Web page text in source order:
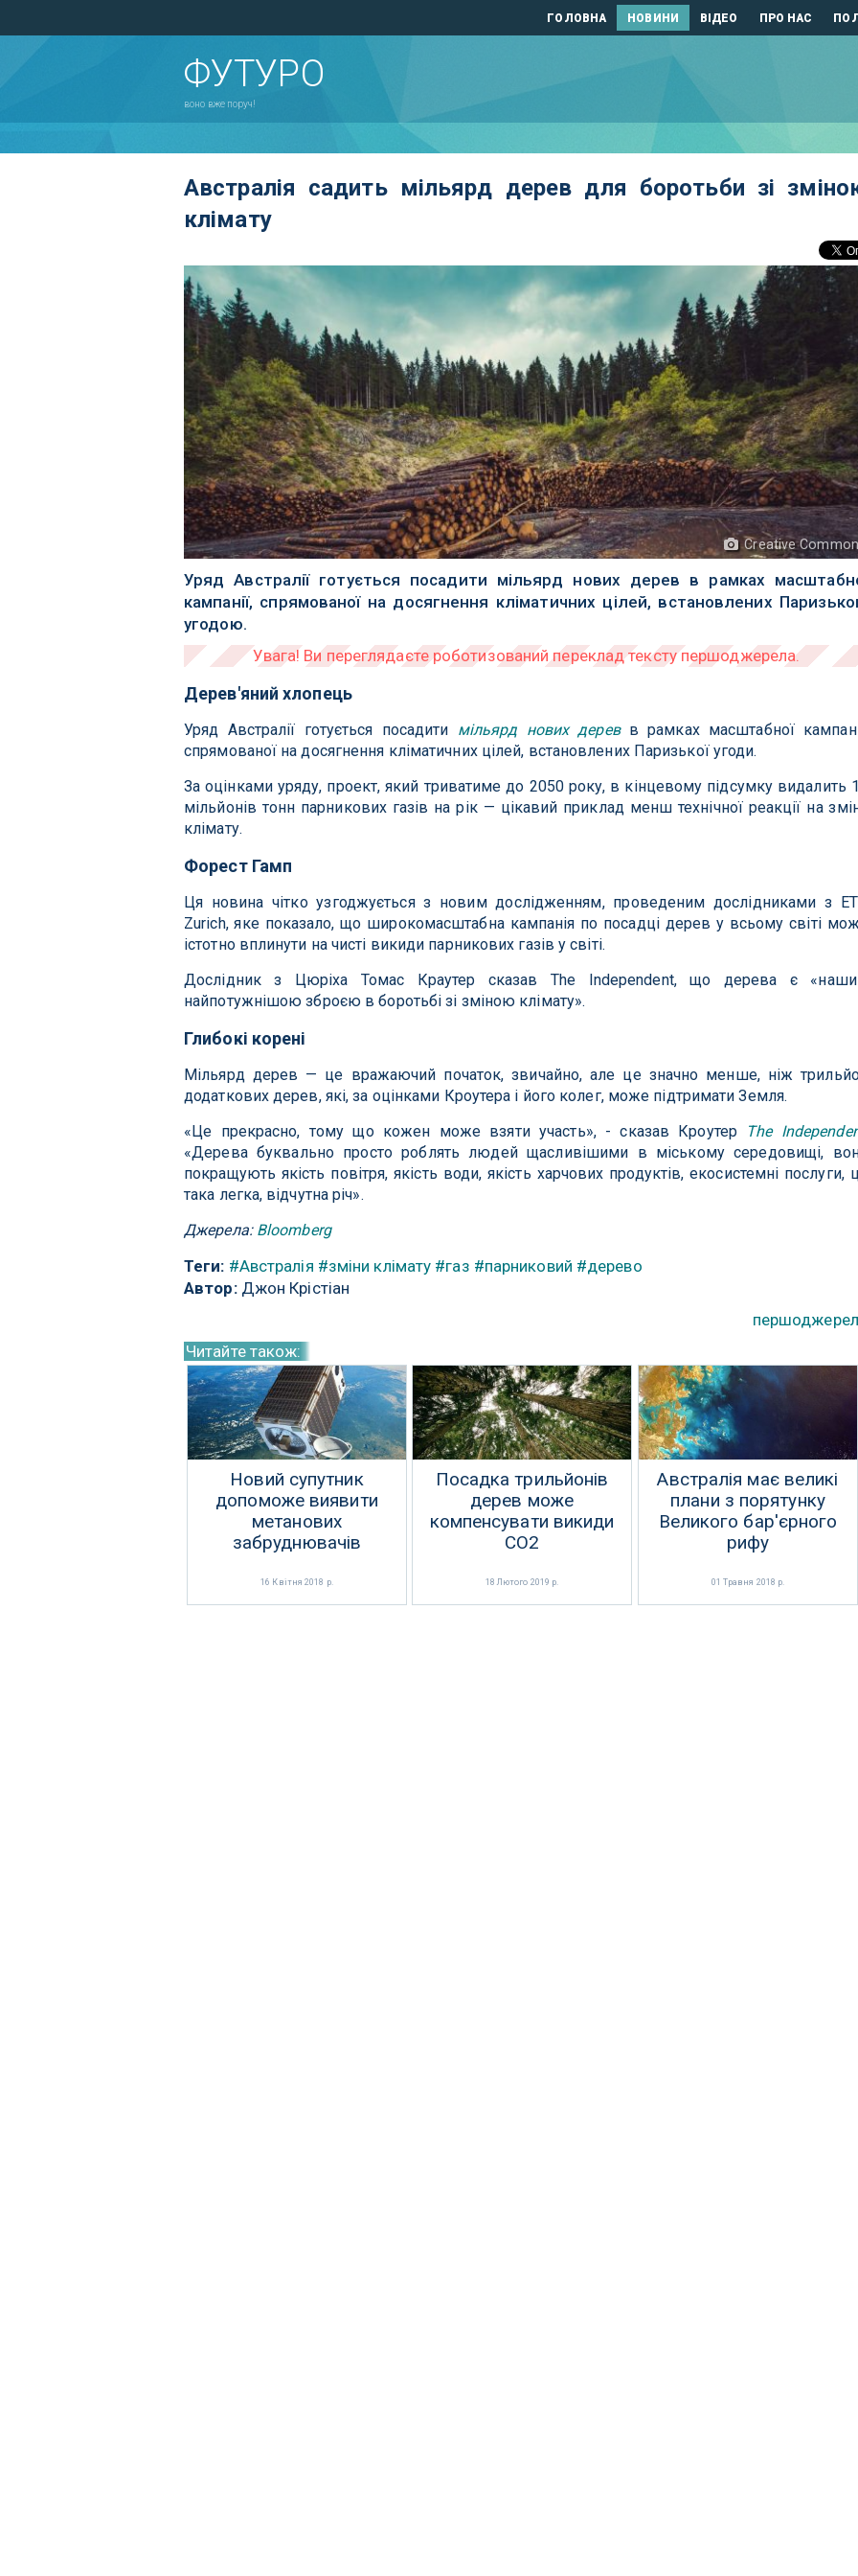
ГОЛОВНА НОВИНИ ВІДЕО ПРО НАС
ФУТУРО
воно вже поруч!
Австралія садить мільярд дерев для боротьби зі
клімату
Creative
Уряд Австралії готується посадити мільярд нових дерев в рамках
кампанії, спрямованої на досягнення кліматичних цілей, встановлених
угодою.
Дерев'яний хлопець
Уряд Австралії готується посадити мільярд нових деревв рамках масштабної
спрямованої на досягнення кліматичних цілей, встановлених Паризької угоди.
За оцінками уряду, проект, який триватиме до 2050 року, в кінцевому підсумку видалить
мільйонів тонн парникових газів на рік — цікавий приклад менш технічної реакції на
клімату.
Форест Гамп
Ця новина чітко узгоджується з новим дослідженням, проведеним дослідниками з
Zurich, яке показало, що широкомасштабна кампанія по посадці дерев у всьому світі
істотно вплинути на чисті викиди парникових газів у світі.
Дослідник з Цюріха Томас Краутер сказав The Independent, що дерева є
найпотужнішою зброєю в боротьбі зі зміною клімату».
Глибокі корені
Мільярд дерев — це вражаючий початок, звичайно, але це значно менше, ніж
додаткових дерев, які, за оцінками Кроутера і його колег, може підтримати Земля.
«Це прекрасно, тому що кожен може взяти участь», - сказав Кроутер
The
«Дерева буквально просто роблять людей щасливішими в міському середовищі,
покращують якість повітря, якість води, якість харчових продуктів, екосистемні послуги,
така легка, відчутна річ».
Джерела: Bloomberg
Теги: #Австралія #зміни клімату #газ #парниковий #дерево
Автор:Джон Крістіан
Читайте також:
Новий супутник
допоможе виявити
метанових
забруднювачів
16 Квітня 2018 р.
Посадка трильйонів
дерев може
компенсувати викиди
CO2
18 Лютого 2019 р.
Австралія має великі
плани з порятунку
Великого бар'єрного
рифу
01 Травня 2018 р.